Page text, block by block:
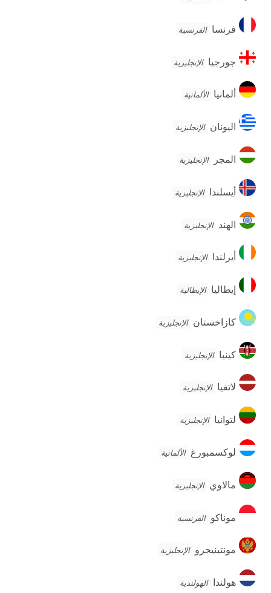
فرنسا
فرنسا الفرنسية
جورجيا
جورجيا الإنجليزية
ألمانيا
ألمانيا الألمانية
اليونان
اليونان الإنجليزية
المجر
المجر الإنجليزية
أيسلندا
أيسلندا الإنجليزية
الهند
الهند الإنجليزية
أيرلندا
أيرلندا الإنجليزية
إيطاليا
إيطاليا الإيطالية
كازاخستان
كازاخستان الإنجليزية
كينيا
كينيا الإنجليزية
لاتفيا
لاتفيا الإنجليزية
لتوانيا
لتوانيا الإنجليزية
لوكسمبورغ
لوكسمبورغ الألمانية
مالاوي
مالاوي الإنجليزية
موناكو
موناكو الفرنسية
مونتينيجرو
مونتينيجرو الإنجليزية
هولندا
هولندا الهولندية